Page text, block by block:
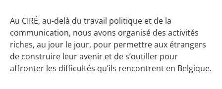
Au CIRÉ, au-delà du travail politique et de la
communication, nous avons organisé des activités
riches, au jour le jour, pour permettre aux étrangers
de construire leur avenir et de s’outiller pour
affronter les difficultés qu’ils rencontrent en Belgique.